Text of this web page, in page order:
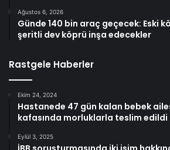
Ağustos 6, 2026
Günde 140 bin araç geçecek: Eski
şeritli dev köprü inşa edecekler
Rastgele Haberler
Ekim 24, 2024
Hastanede 47 gün kalan bebek
kafasında morluklarla teslim edildi
Eylül 3, 2025